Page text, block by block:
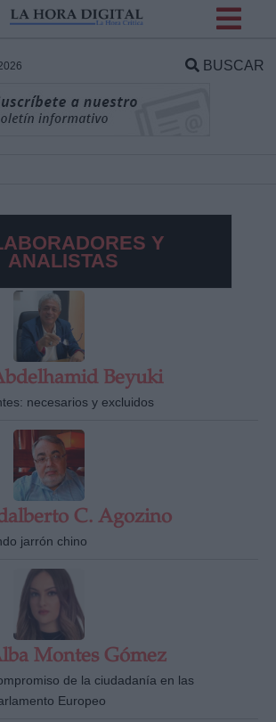
BUSCAR
Y
ANALISTAS
Beyuki
necesarios y excluidos
C. Agozino
jarrón chino
Montes Gómez
de la ciudadanía en las
Europeo
link